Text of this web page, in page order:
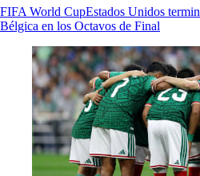
FIFA World CupEstados Unidos
Bélgica en los Octavos de Final